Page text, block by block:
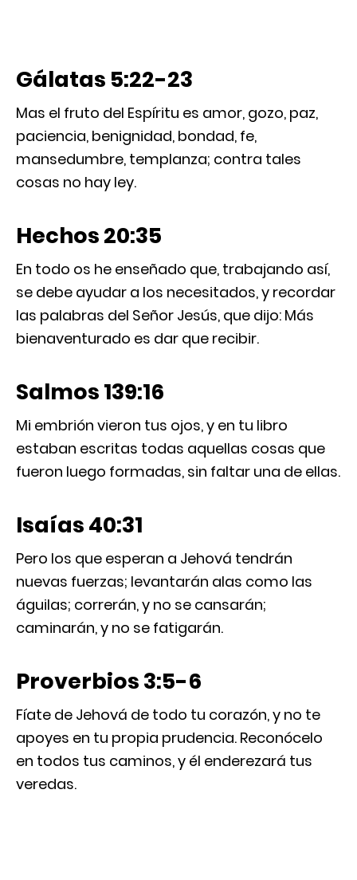
Gálatas 5:22-23
Mas el fruto del Espíritu es amor, gozo, paz,
paciencia, benignidad, bondad, fe,
mansedumbre, templanza; contra tales
cosas no hay ley.
Hechos 20:35
En todo os he enseñado que, trabajando así,
se debe ayudar a los necesitados, y recordar
las palabras del Señor Jesús, que dijo: Más
bienaventurado es dar que recibir.
Salmos 139:16
Mi embrión vieron tus ojos, y en tu libro
estaban escritas todas aquellas cosas que
fueron luego formadas, sin faltar una de ellas.
Isaías 40:31
Pero los que esperan a Jehová tendrán
nuevas fuerzas; levantarán alas como las
águilas; correrán, y no se cansarán;
caminarán, y no se fatigarán.
Proverbios 3:5-6
Fíate de Jehová de todo tu corazón, y no te
apoyes en tu propia prudencia. Reconócelo
en todos tus caminos, y él enderezará tus
veredas.